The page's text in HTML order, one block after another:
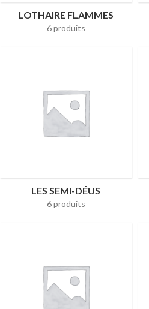
LOTHAIRE FLAMMES
6 produits
LES SEMI-DÉUS
6 produits